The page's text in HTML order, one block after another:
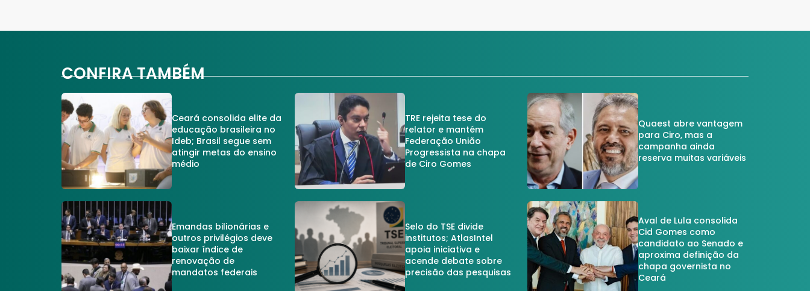
CONFIRA TAMBÉM
Ceará consolida elite da
educação brasileira no
Ideb; Brasil segue sem
atingir metas do ensino
médio
TRE rejeita tese do
relator e mantém
Federação União
Progressista na chapa
de Ciro Gomes
Quaest abre vantagem
para Ciro, mas a
campanha ainda
reserva muitas variáveis
Emandas bilionárias e
outros privilégios deve
baixar índice de
renovação de
mandatos federais
Selo do TSE divide
institutos; AtlasIntel
apoia iniciativa e
acende debate sobre
precisão das pesquisas
Aval de Lula consolida
Cid Gomes como
candidato ao Senado e
aproxima definição da
chapa governista no
Ceará